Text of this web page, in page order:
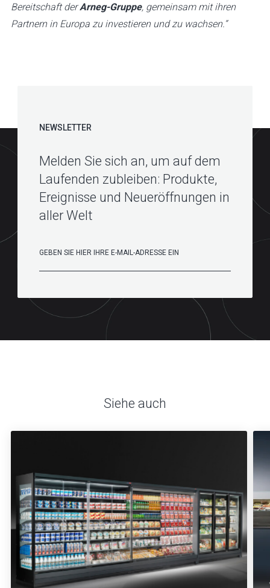
Bereitschaft derArneg-Gruppe, gemeinsam mit ihren
Partnern in Europa zu investieren und zu wachsen.“
NEWSLETTER
Melden Sie sich an, um auf dem
Laufenden zubleiben: Produkte,
Ereignisse und Neueröffnungen in
aller Welt
Siehe auch